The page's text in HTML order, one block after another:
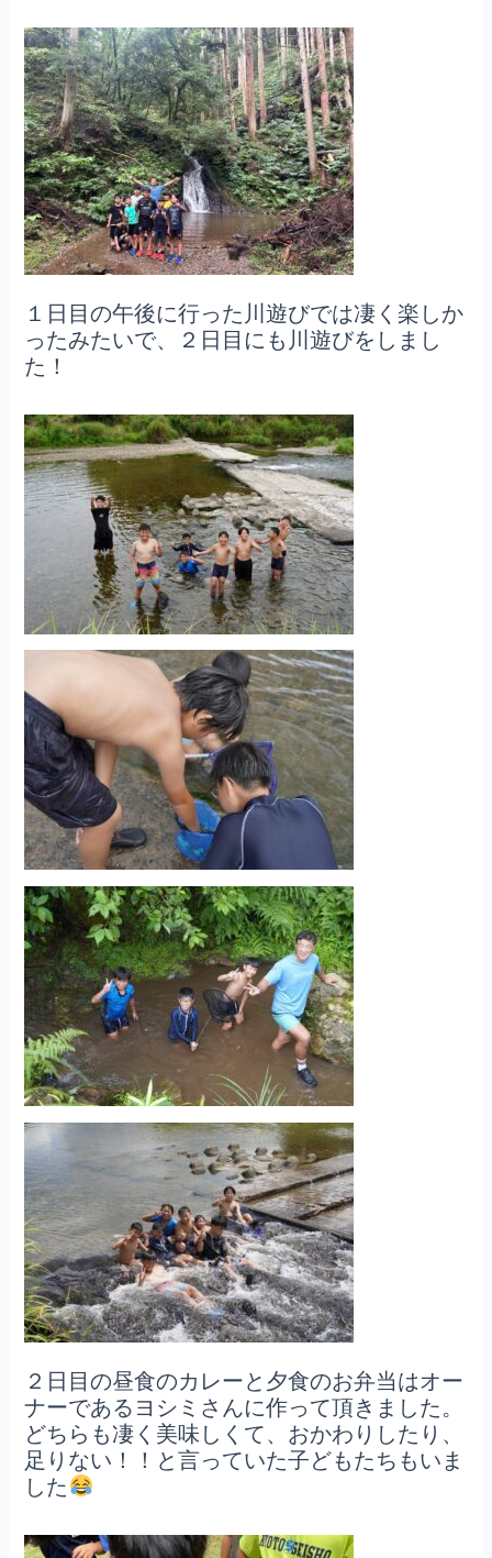
１日目の午後に行った川遊びでは凄く楽しか
ったみたいで、２日目にも川遊びをしまし
た！
２日目の昼食のカレーと夕食のお弁当はオー
ナーであるヨシミさんに作って頂きました。
どちらも凄く美味しくて、おかわりしたり、
足りない！！と言っていた子どもたちもいま
した